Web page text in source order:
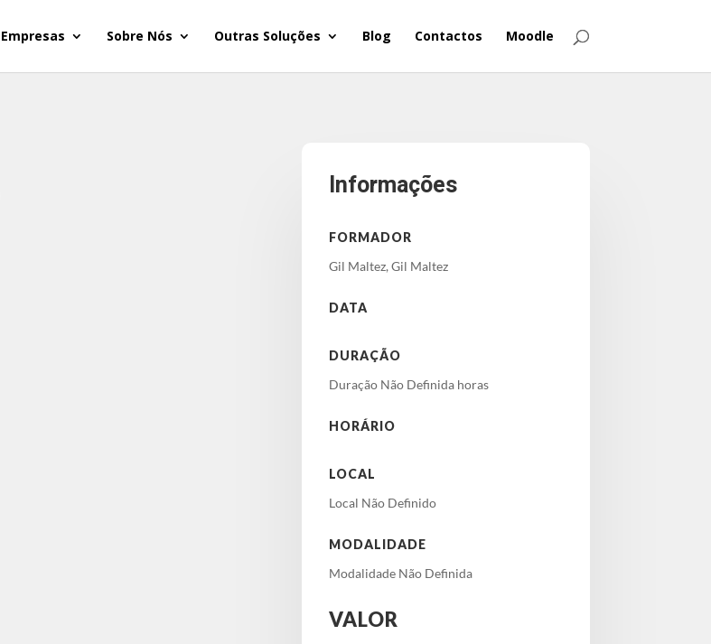
Empresas Sobre Nós Outras Soluções Blog Contactos Moodle
Informações
FORMADOR
Gil Maltez, Gil Maltez
DATA
DURAÇÃO
Duração Não Definida horas
HORÁRIO
LOCAL
Local Não Definido
MODALIDADE
Modalidade Não Definida
VALOR